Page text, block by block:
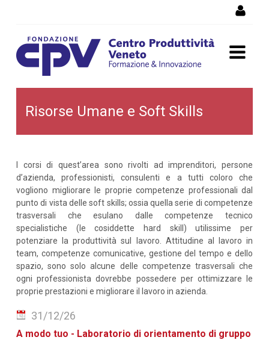
Risorse Umane e Soft Skills
Risorse Umane e Soft Skills
I corsi di quest’area sono rivolti ad imprenditori, persone
d’azienda, professionisti, consulenti e a tutti coloro che
vogliono migliorare le proprie competenze professionali dal
punto di vista delle soft skills; ossia quella serie di competenze
trasversali che esulano dalle competenze tecnico
specialistiche (le cosiddette hard skill) utilissime per
potenziare la produttività sul lavoro. Attitudine al lavoro in
team, competenze comunicative, gestione del tempo e dello
spazio, sono solo alcune delle competenze trasversali che
ogni professionista dovrebbe possedere per ottimizzare le
proprie prestazioni e migliorare il lavoro in azienda.
A modo tuo - Laboratorio di orientamento di gruppo
31/12/26